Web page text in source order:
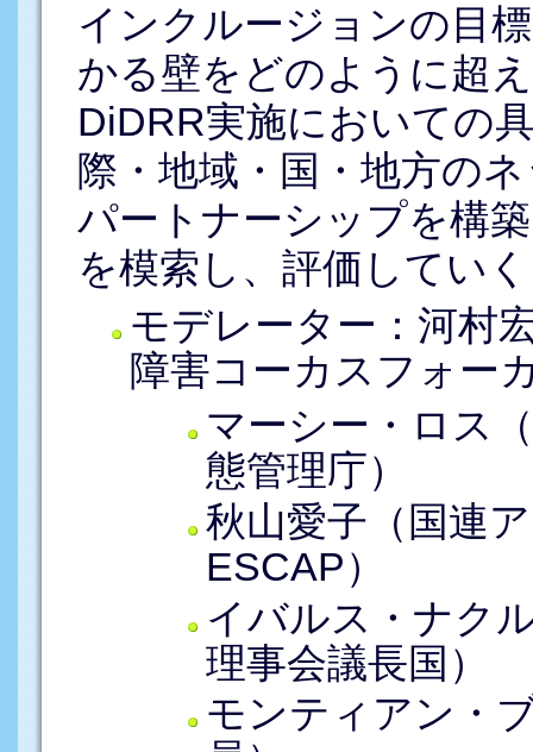
インクルージョンの目
かる壁をどのように超
DiDRR実施においての
際・地域・国・地方の
パートナーシップを構
を模索し、評価してい
モデレーター：河村
障害コーカスフォー
マーシー・ロス
態管理庁）
秋山愛子（国連
ESCAP）
イバルス・ナク
理事会議長国）
モンティアン・